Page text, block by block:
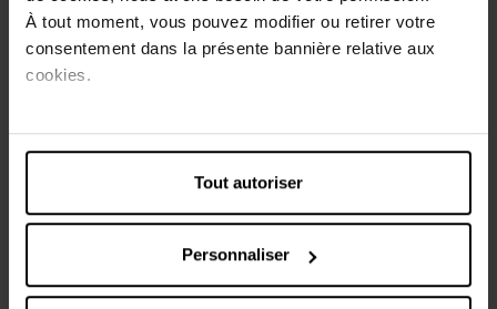
À tout moment, vous pouvez modifier ou retirer votre
consentement dans la présente bannière relative aux
cookies.
Tout autoriser
Personnaliser
3,99 €
Brosse à dent clignotante
Disney Princess Mr White
Complete Protection Soft